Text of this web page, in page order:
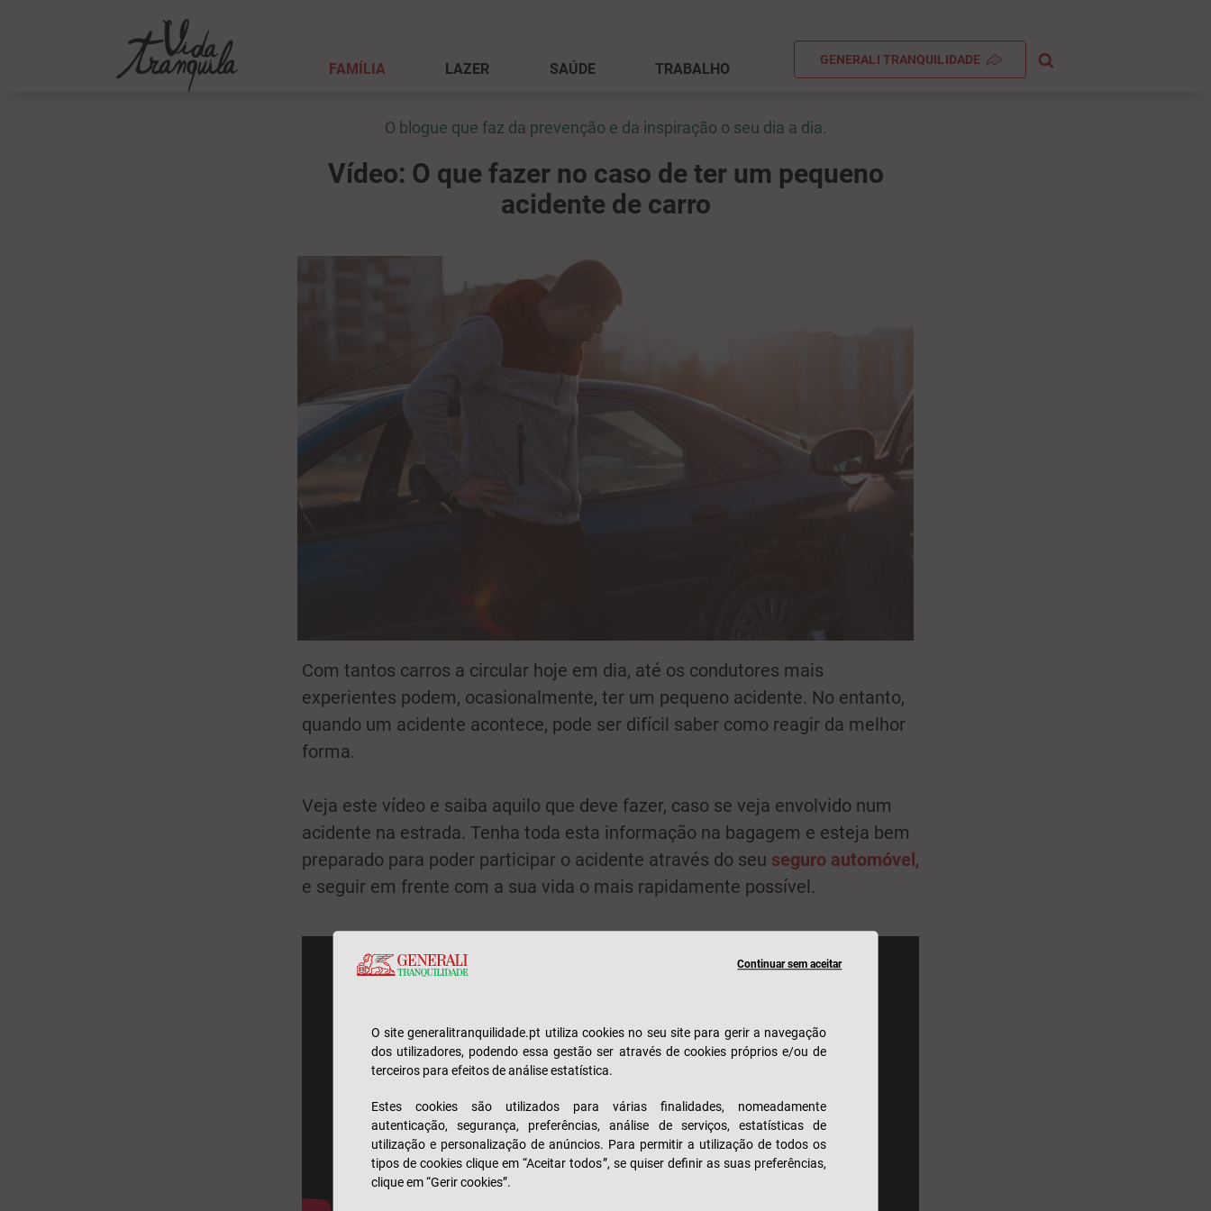
FAMÍLIA LAZER SAÚDE TRABALHO
GENERALI TRANQUILIDADE
O blogue que faz da prevenção e da inspiração o seu dia a dia.
Vídeo: O que fazer no caso de ter um pequeno
acidente de carro
Com tantos carros a circular hoje em dia, até os condutores mais
experientes podem, ocasionalmente, ter um pequeno acidente. No entanto,
quando um acidente acontece, pode ser difícil saber como reagir da melhor
forma.
Veja este vídeo e saiba aquilo que deve fazer, caso se veja envolvido num
acidente na estrada. Tenha toda esta informação na bagagem e esteja bem
preparado para poder participar o acidente através do seu seguro automóvel,
e seguir em frente com a sua vida o mais rapidamente possível.
Continuar sem aceitar
O site generalitranquilidade.pt utiliza cookies no seu site para gerir a navegação
dos utilizadores, podendo essa gestão ser através de cookies próprios e/ou de
terceiros para efeitos de análise estatística.
Estes cookies são utilizados para várias finalidades, nomeadamente
autenticação, segurança, preferências, análise de serviços, estatísticas de
utilização e personalização de anúncios. Para permitir a utilização de todos os
tipos de cookies clique em “Aceitar todos”, se quiser definir as suas preferências,
clique em “Gerir cookies”.